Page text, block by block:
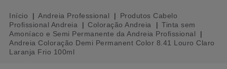
Início Andreia Professional
Produtos Cabelo
Profissional Andreia
Coloração Andreia
Tinta sem
Amoníaco e Semi Permanente da Andreia Profissional
Andreia Coloração Demi Permanent Color 8.41 Louro Claro
Laranja Frio 100ml